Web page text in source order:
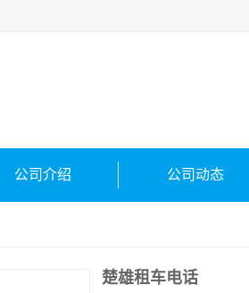
公司介绍 公司动态
楚雄租车电话